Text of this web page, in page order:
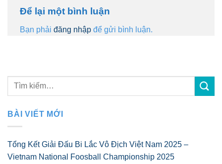
Để lại một bình luận
Bạn phải đăng nhập để gửi bình luận.
BÀI VIẾT MỚI
Tổng Kết Giải Đấu Bi Lắc Vô Địch Việt Nam 2025 –
Vietnam National Foosball Championship 2025